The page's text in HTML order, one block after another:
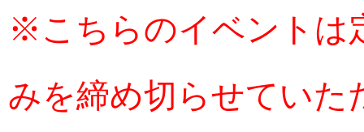
※こちらのイベントは
みを締め切らせていた